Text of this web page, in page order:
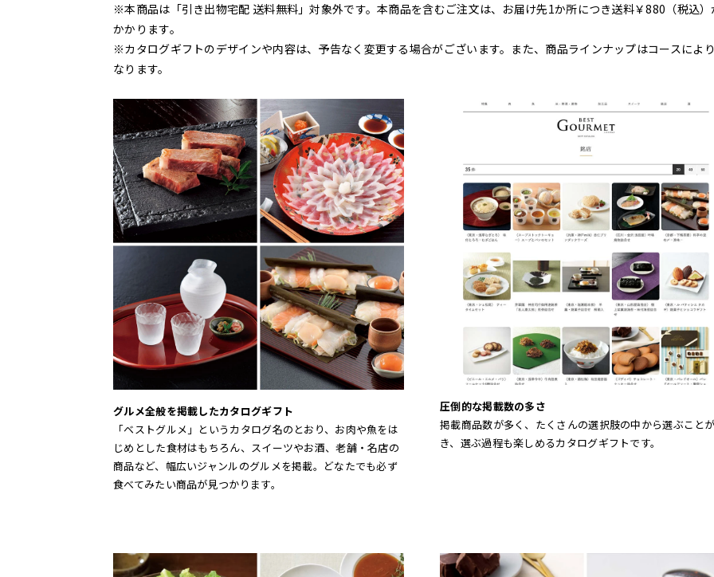
※本商品は「引き出物宅配 送料無料」対象外です。本商品を含むご注文は、お届け先1か所につき送料￥880（税込）
かかります。
※カタログギフトのデザインや内容は、予告なく変更する場合がございます。また、商品ラインナップはコースによ
なります。
グルメ全般を掲載したカタログギフト
「ベストグルメ」というカタログ名のとおり、お肉や魚をは
じめとした食材はもちろん、スイーツやお酒、老舗・名店の
商品など、幅広いジャンルのグルメを掲載。どなたでも必ず
食べてみたい商品が見つかります。
圧倒的な掲載数の多さ
掲載商品数が多く、たくさんの選択肢の中から選ぶこと
き、選ぶ過程も楽しめるカタログギフトです。